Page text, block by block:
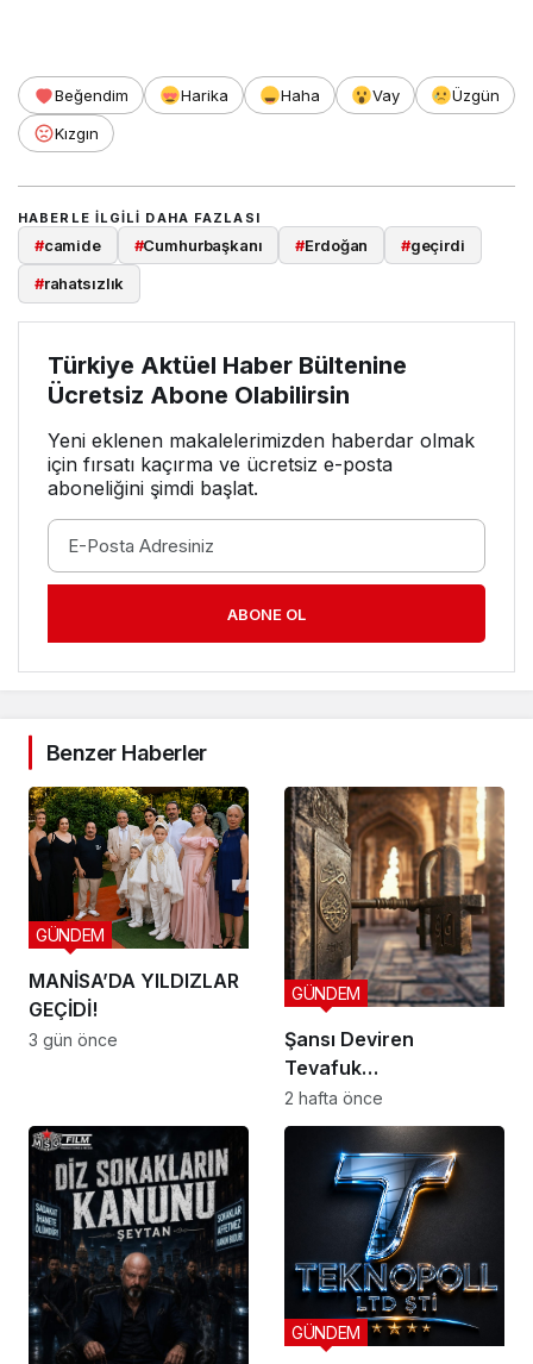
Beğendim Harika Haha Vay
Üzgün
Kızgın
HABERLE ILGILI DAHA FAZLASI
#camide #Cumhurbaşkanı #Erdoğan #geçirdi
#rahatsızlık
Türkiye Aktüel Haber Bültenine
Ücretsiz Abone Olabilirsin
Yeni eklenen makalelerimizden haberdar olmak
için fırsatı kaçırma ve ücretsiz e-posta
aboneliğini şimdi başlat.
ABONE OL
Benzer Haberler
MANİSA’DA YILDIZLAR
GEÇİDİ!
GÜNDEM
3 gün önce
Şansı Deviren
Tevafuk…
GÜNDEM
2 hafta önce
GÜNDEM